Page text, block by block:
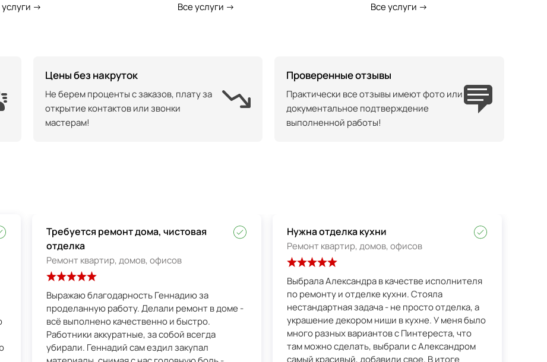
->
Все услуги ->
Все услуги ->
Цены без накруток
Не берем проценты с заказов, плату за
открытие контактов или звонки
мастерам!
Проверенные отзывы
Практически все отзывы имеют фото или
документальное подтверждение
выполненной работы!
Требуется ремонт дома, чистовая
отделка
Ремонт квартир, домов, офисов
Выражаю благодарность Геннадию за
проделанную работу. Делали ремонт в доме -
всё выполнено качественно и быстро.
Работники аккуратные, за собой всегда
убирали. Геннадий сам ездил закупал
Нужна отделка кухни
Ремонт квартир, домов, офисов
Выбрала Александра в качестве исполнителя
по ремонту и отделке кухни. Стояла
нестандартная задача - не просто отделка, а
украшение декором ниши в кухне. У меня было
много разных вариантов с Пинтереста, что
там можно сделать, выбрали с Александром
самый красивый, добавили свое. В итоге